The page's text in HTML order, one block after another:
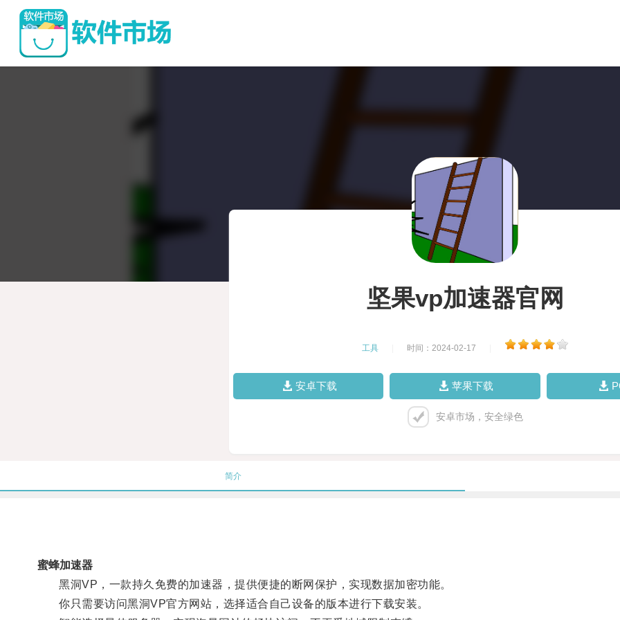
坚果vp加速器官网
工具 时间：2024-02-17
安卓下载 苹果下载
安卓市场，安全绿色
简介
蜜蜂加速器
黑洞VP，一款持久免费的加速器，提供便捷的断网保护，实现数据加密功能。
你只需要访问黑洞VP官方网站，选择适合自己设备的版本进行下载安装。